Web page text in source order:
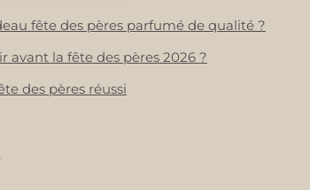
fête des pères parfumé de qualité ?
la fête des pères 2026 ?
des pères réussi